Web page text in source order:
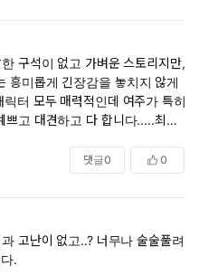
구석이 없고 가벼운 스토리지만,
흥미롭게 긴장감을 놓치지 않게
터 모두 매력적인데 여주가 특히
고 대견하고 다 합니다.....최고최
200%만화입니다ㅠㅠㅠㅠ기승전
플뿐...ㅠㅠ하지만 너무 좋아요
댓글0 0
고난이 없고..? 너무나 술술풀려
.